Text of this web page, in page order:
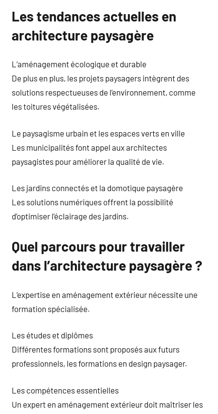
Les tendances actuelles en
architecture paysagère
L’aménagement écologique et durable
De plus en plus, les projets paysagers intègrent des
solutions respectueuses de l’environnement, comme
les toitures végétalisées.
Le paysagisme urbain et les espaces verts en ville
Les municipalités font appel aux architectes
paysagistes pour améliorer la qualité de vie.
Les jardins connectés et la domotique paysagère
Les solutions numériques offrent la possibilité
d’optimiser l’éclairage des jardins.
Quel parcours pour travailler
dans l’architecture paysagère ?
L’expertise en aménagement extérieur nécessite une
formation spécialisée.
Les études et diplômes
Différentes formations sont proposés aux futurs
professionnels, les formations en design paysager.
Les compétences essentielles
Un expert en aménagement extérieur doit maîtriser les